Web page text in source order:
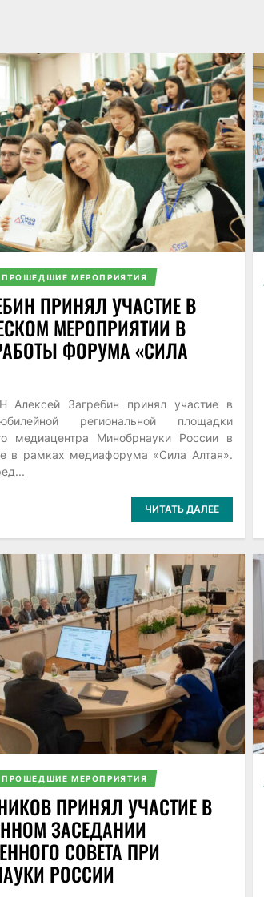
ПРОШЕДШИЕ МЕРОПРИЯТИЯ
ПРИНЯЛ УЧАСТИЕ В
МЕРОПРИЯТИИ В
ФОРУМА «СИЛА
Загребин принял участие в
региональной площадки
медиацентра Минобрнауки России в
в рамках медиафорума «Сила Алтая».
ЧИТАТЬ ДАЛЕЕ
ПРОШЕДШИЕ МЕРОПРИЯТИЯ
ПРИНЯЛ УЧАСТИЕ В
ЗАСЕДАНИИ
СОВЕТА ПРИ
РОССИИ